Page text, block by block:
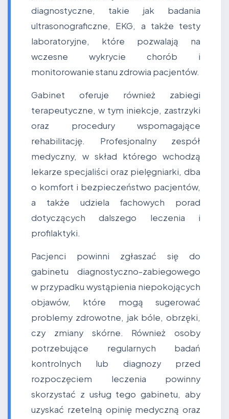
diagnostyczne, takie jak badania
ultrasonograficzne, EKG, a także testy
laboratoryjne, które pozwalają na
wczesne wykrycie chorób i
monitorowanie stanu zdrowia pacjentów.
Gabinet oferuje również zabiegi
terapeutyczne, w tym iniekcje, zastrzyki
oraz procedury wspomagające
rehabilitację. Profesjonalny zespół
medyczny, w skład którego wchodzą
lekarze specjaliści oraz pielęgniarki, dba
o komfort i bezpieczeństwo pacjentów,
a także udziela fachowych porad
dotyczących dalszego leczenia i
profilaktyki.
Pacjenci powinni zgłaszać się do
gabinetu diagnostyczno-zabiegowego
w przypadku wystąpienia niepokojących
objawów, które mogą sugerować
problemy zdrowotne, jak bóle, obrzęki,
czy zmiany skórne. Również osoby
potrzebujące regularnych badań
kontrolnych lub diagnozy przed
rozpoczęciem leczenia powinny
skorzystać z usług tego gabinetu, aby
uzyskać rzetelną opinię medyczną oraz